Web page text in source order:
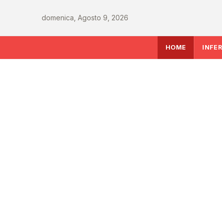
domenica, Agosto 9, 2026
HOME